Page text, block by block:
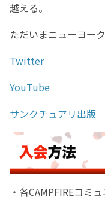
越える。
ただいまニューヨー
Twitter
YouTube
サンクチュアリ出版
・各CAMPFIREコミ